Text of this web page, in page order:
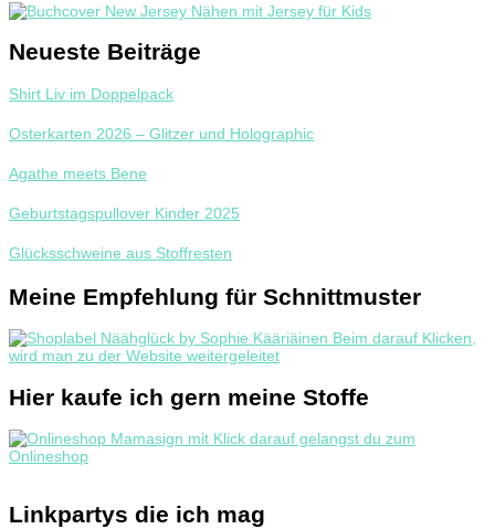
Neueste Beiträge
Shirt Liv im Doppelpack
Osterkarten 2026 – Glitzer und Holographic
Agathe meets Bene
Geburtstagspullover Kinder 2025
Glücksschweine aus Stoffresten
Meine Empfehlung für Schnittmuster
Hier kaufe ich gern meine Stoffe
Linkpartys die ich mag